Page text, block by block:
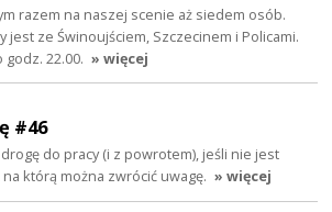
razem na naszej scenie aż siedem osób.
jest ze Świnoujściem, Szczecinem i Policami.
22.00. » więcej
#46
do pracy (i z powrotem), jeśli nie jest
którą można zwrócić uwagę. » więcej